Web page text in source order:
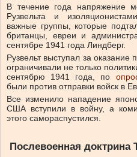
В течение года напряжение
Рузвельта и
важные группы, которые
британцы, евреи и
сентябре 1941 года Линдберг.
Рузвельт выступал за
ограничивали не только
сентябрю 1941 года, по
были против отправки войск в
Все изменило нападение
США вступили в войну, а
этого самораспустился.
Послевоенная доктрина